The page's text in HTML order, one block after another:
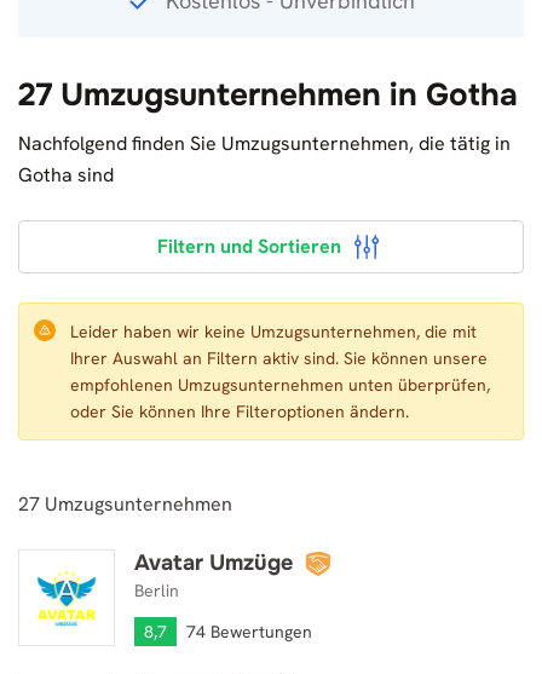
27 Umzugsunternehmen in Gotha
Nachfolgend finden Sie Umzugsunternehmen, die tätig in
Gotha sind
Filtern und Sortieren
Leider haben wir keine Umzugsunternehmen, die mit
Ihrer Auswahl an Filtern aktiv sind. Sie können unsere
empfohlenen Umzugsunternehmen unten überprüfen,
oder Sie können Ihre Filteroptionen ändern.
27 Umzugsunternehmen
Avatar Umzüge
Berlin
8,7
74 Bewertungen
Avatar Umzüge